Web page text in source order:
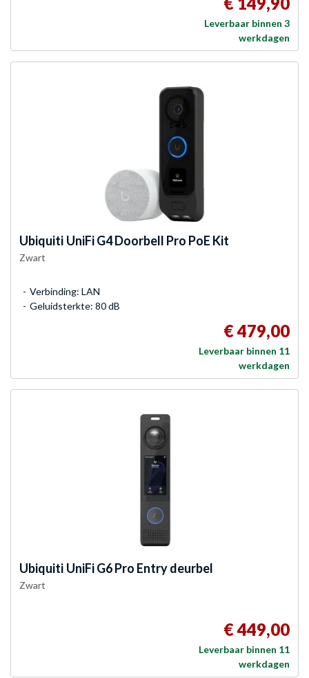
Leverbaar binnen 3
werkdagen
Ubiquiti UniFi G4 Doorbell Pro PoE Kit
Zwart
Verbinding: LAN
Geluidsterkte: 80 dB
€ 479,00
Leverbaar binnen 11
werkdagen
Ubiquiti UniFi G6 Pro Entry deurbel
Zwart
€ 449,00
Leverbaar binnen 11
werkdagen